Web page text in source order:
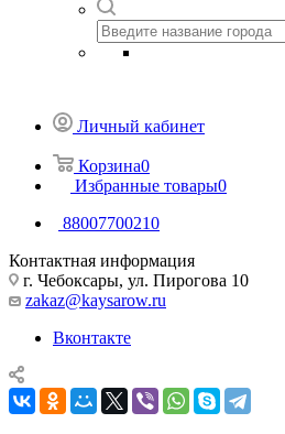
Личный кабинет
Корзина0
Избранные товары0
88007700210
Контактная информация
г. Чебоксары, ул. Пирогова 10
zakaz@kaysarow.ru
Вконтакте